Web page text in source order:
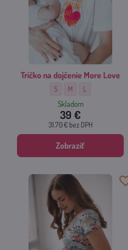
Tričko na dojčenie More Love
Tričko na dojčenie More
S Tričko na dojčenie
M Tričko na
L
Skladom
39 €
31.70 €bez DPH
Zobraziť